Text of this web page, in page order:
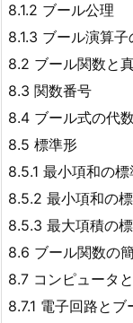
8.1.2 ブール公理
8.1.3 ブール演算
8.2 ブール関数と
8.3 関数番号
8.4 ブール式の代
8.5 標準形
8.5.1 最小項和の
8.5.2 最小項和の
8.5.3 最大項積の
8.6 ブール関数の
8.7 コンピュータ
8.7.1 電子回路と